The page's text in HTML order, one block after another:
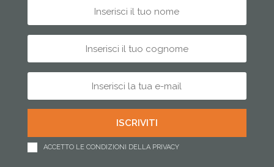
ACCETTO LE CONDIZIONI DELLA PRIVACY